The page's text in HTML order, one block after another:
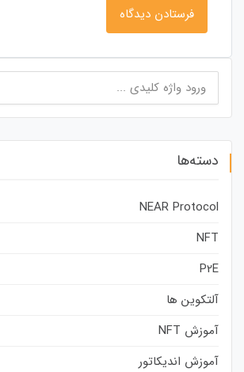
برای:
دسته‌ها
NEAR Protocol
NFT
P2E
آلتکوین ها
آموزش NFT
آموزش اندیکاتور